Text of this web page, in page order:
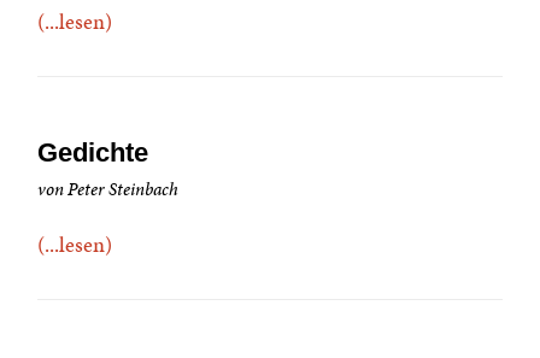
(...lesen)
Gedichte
von Peter Steinbach
(...lesen)